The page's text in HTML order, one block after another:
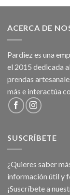
ACERCA DE
Pardiez es una
el 2015 dedicada
prendas
más e interactúa
SUSCRÍBETE
¿Quieres saber
información útil y
¡Suscríbete a